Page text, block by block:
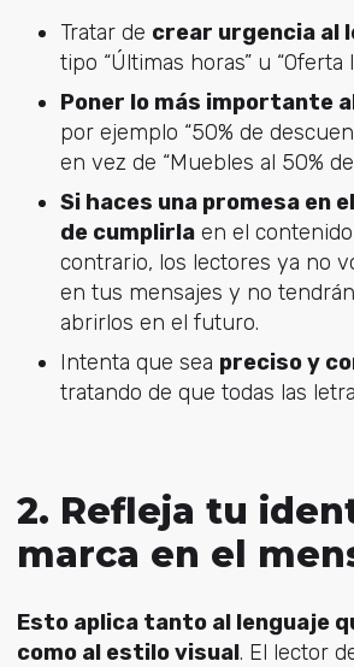
Tratar de crear urgencia al
tipo “Últimas horas” u “Oferta
Poner lo más importante
por ejemplo “50% de
en vez de “Muebles al 50%
Si haces una promesa en
de cumplirlaen el contenido
contrario, los lectores ya no
en tus mensajes y no
abrirlos en el futuro.
Intenta que sea preciso y
tratando de que todas las
2. Refleja tu
marca en el
Esto aplica tanto al lenguaje
como al estilo visual. El lector